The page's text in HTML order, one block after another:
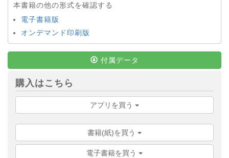
本書籍の他の形式を確認する
電子書籍版
オンデマンド印刷版
付属データ
購入はこちら
アプリを買う
書籍(紙)を買う
電子書籍を買う